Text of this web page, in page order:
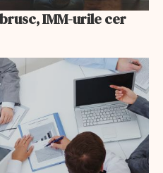
IMM-urile cer